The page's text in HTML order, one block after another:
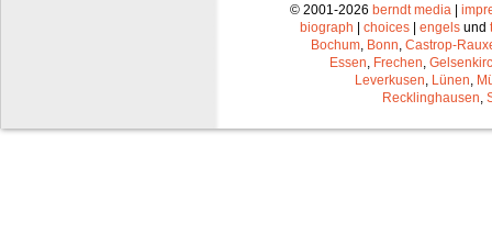
© 2001-2026 berndt media |
biograph | choices | engels und
Bochum Bonn Castrop-
Essen Frechen
Leverkusen Lünen
Recklinghausen